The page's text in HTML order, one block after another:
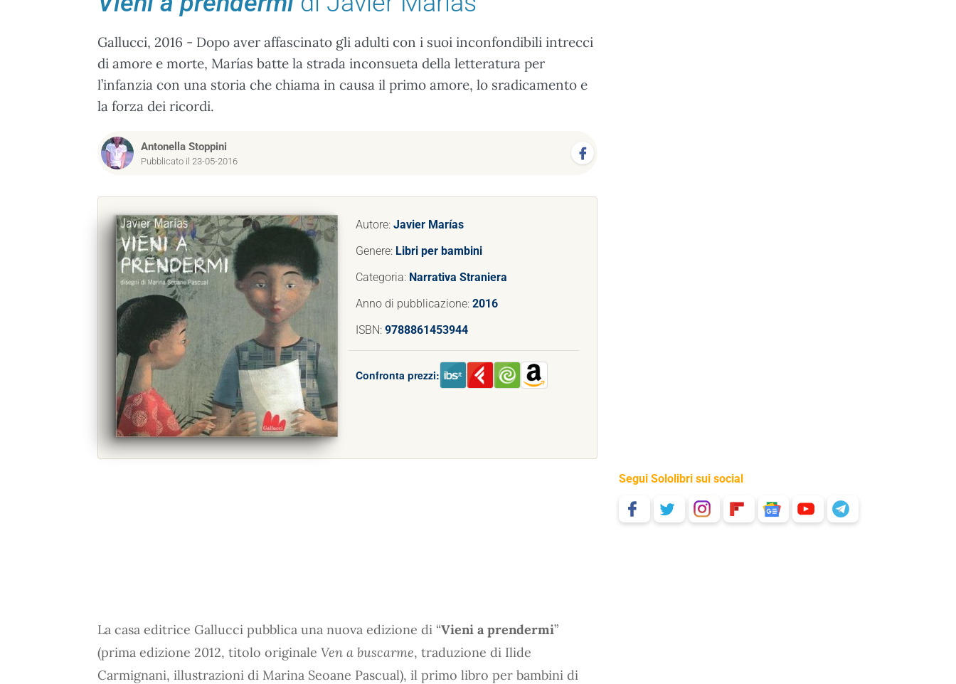
Gallucci, 2016 - Dopo aver affascinato gli adulti con i suoi inconfondibili intrecci
di amore e morte, Marías batte la strada inconsueta della letteratura per
l’infanzia con una storia che chiama in causa il primo amore, lo sradicamento e
la forza dei ricordi.
Antonella Stoppini
Pubblicato il 23-05-2016
Autore: Javier Marías
Genere: Libri per bambini
Categoria: Narrativa Straniera
Anno di pubblicazione: 2016
ISBN: 9788861453944
Confronta prezzi:
La casa editrice Gallucci pubblica una nuova edizione di “Vieni a prendermi”
(prima edizione 2012, titolo originale Ven a buscarme, traduzione di Ilide
Carmignani, illustrazioni di Marina Seoane Pascual), il primo libro per bambini di
Segui Sololibri sui social